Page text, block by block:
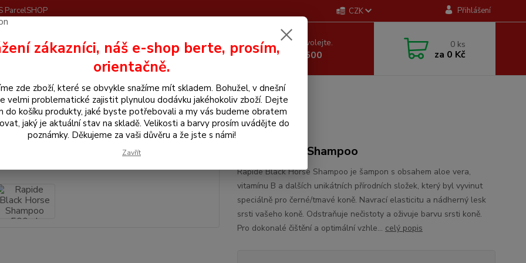
ParcelSHOP CZK Přihlášení
Hledat Nevíte si rady? Zavolejte.
+420 605 255 500
0 ks
za 0 Kč
prostředky Rapide Rapide Black Horse Shampoo 500ml
Black Horse Shampoo 500ml
Black Horse Shampoo
Rapide Black Horse Shampoo je šampon s obsahem aloe vera,
vitamínu B a dalších unikátních přírodních složek, který byl vyvinut
speciálně pro černé/tmavé koně. Navrací elasticitu a nádherný lesk
srsti vašeho koně. Odstraňuje nečistoty a oživuje barvu srsti koně.
Pro dokonalé čištění a optimální vzhle... celý popis
zákazníci, náš e-shop berte, prosím,
orientačně.
zde zboží, které se obvykle snažíme mít skladem. Bohužel, v dnešní
velmi problematické zajistit plynulou dodávku jakéhokoliv zboží. Dejte
do košíku produkty, jaké byste potřebovali a my vás budeme obratem
jaký je aktuální stav na skladě. Velikosti a barvy prosím uvádějte do
poznámky. Děkujeme za vaši důvěru a že jste s námi!
Zavřít